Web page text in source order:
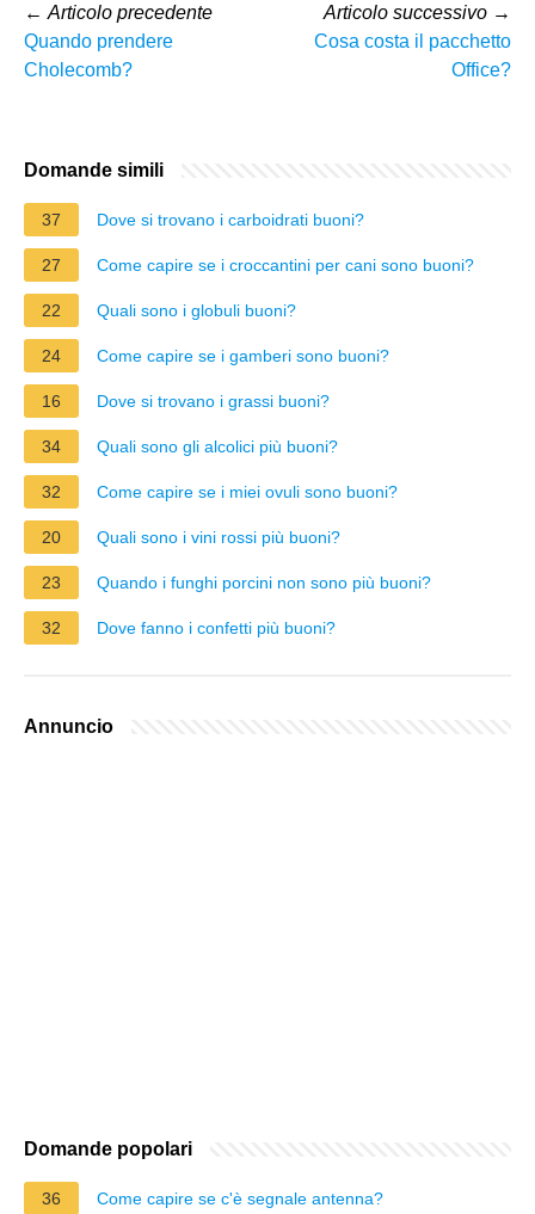
← Articolo precedente
Quando prendere
Cholecomb?
Articolo successivo →
Cosa costa il pacchetto
Office?
Domande simili
37 Dove si trovano i carboidrati buoni?
27 Come capire se i croccantini per cani sono buoni?
22 Quali sono i globuli buoni?
24 Come capire se i gamberi sono buoni?
16 Dove si trovano i grassi buoni?
34 Quali sono gli alcolici più buoni?
32 Come capire se i miei ovuli sono buoni?
20 Quali sono i vini rossi più buoni?
23 Quando i funghi porcini non sono più buoni?
32 Dove fanno i confetti più buoni?
Annuncio
Domande popolari
36 Come capire se c'è segnale antenna?